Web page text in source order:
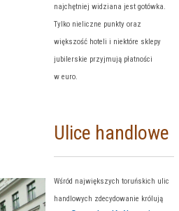
najchętniej widziana jest gotówka.
Tylko nieliczne punkty oraz
większość hoteli i niektóre sklepy
jubilerskie przyjmują płatności
w euro.
Ulice handlowe
Wśród największych toruńskich ulic
handlowych zdecydowanie królują